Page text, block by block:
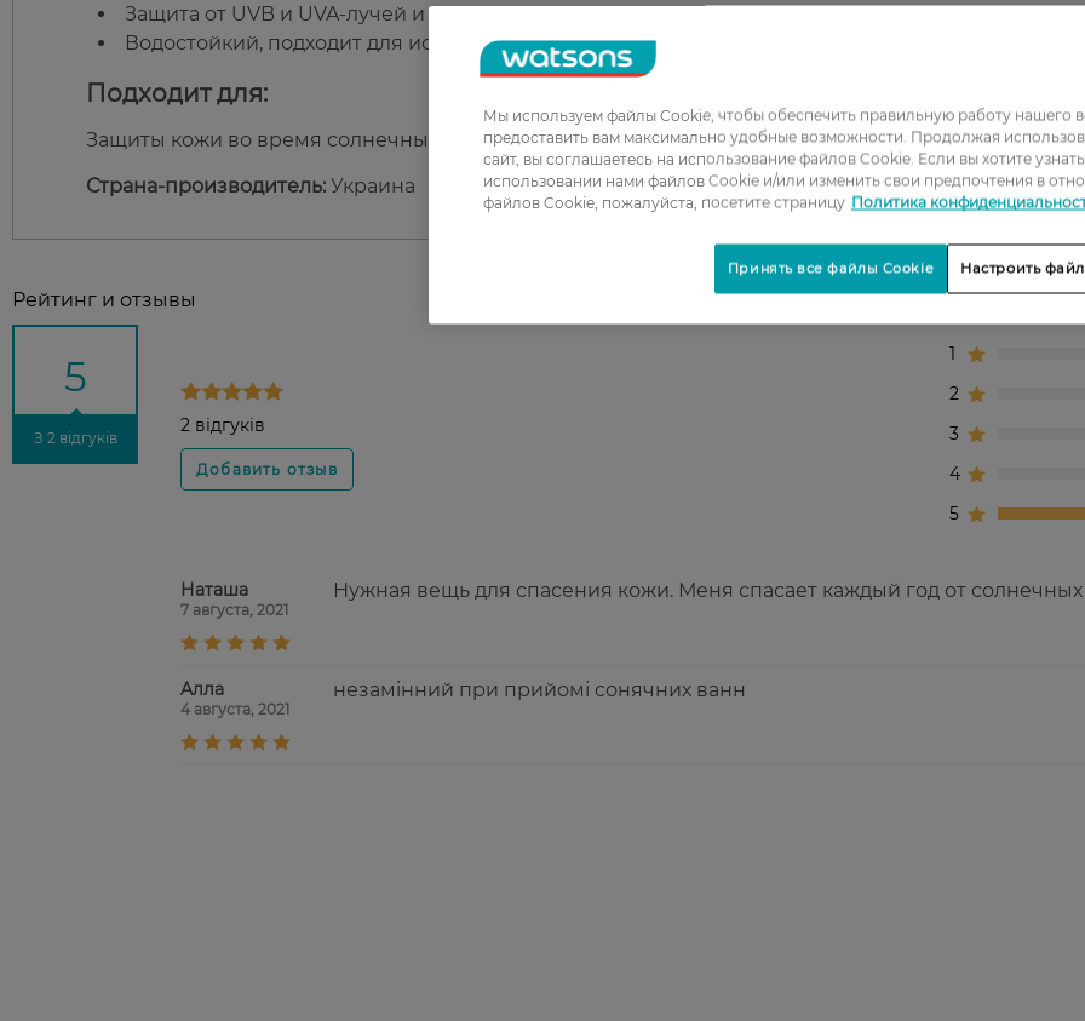
Защита от UVB и UVA-лучей и синего HEV-излучения.
Водостойкий, подходит для использования на море и в бассейне.
Подходит для:
Защиты кожи во время солнечных ванн любого типа кожи.
Страна-производитель: Украина
Рейтинг и отзывы
5
З 2 відгуків
2 відгуків
1
2
3
4
5
Наташа
7 августа, 2021
Нужная вещь для спасения кожи. Меня спасает каждый год от
Aлла
4 августа, 2021
незамінний при прийомі сонячних ванн
Мы используем файлы Cookie, чтобы обеспечить правильную работу нашего
предоставить вам максимально удобные возможности. Продолжая
сайт, вы соглашаетесь на использование файлов Cookie. Если вы хотите
использовании нами файлов Cookie и/или изменить свои предпочтения в
файлов Cookie, пожалуйста, посетите страницу Политика
Настроить
Принять все файлы Cookie